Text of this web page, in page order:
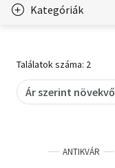
Kategóriák
Gyermek- és ifjúsági
Találatok száma: 2
Ár szerint növekvő
ANTIKVÁR